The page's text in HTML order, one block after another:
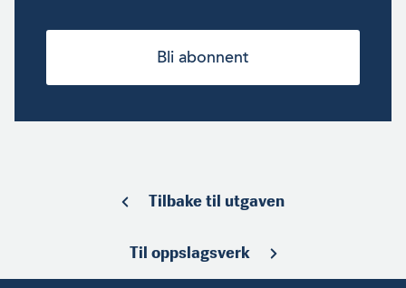
Bli abonnent
Tilbake til utgaven
Til oppslagsverk